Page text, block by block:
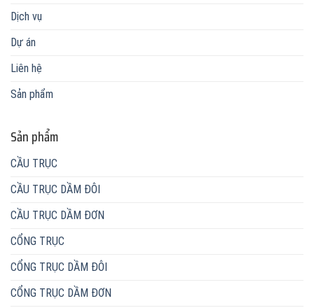
Dịch vụ
Dự án
Liên hệ
Sản phẩm
Sản phẩm
CẦU TRỤC
CẦU TRỤC DẦM ĐÔI
CẦU TRỤC DẦM ĐƠN
CỔNG TRỤC
CỔNG TRỤC DẦM ĐÔI
CỔNG TRỤC DẦM ĐƠN